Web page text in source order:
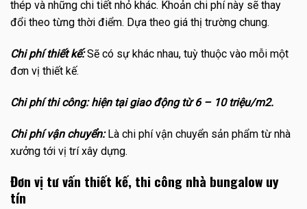
thép và những chi tiết nhỏ khác. Khoản chi phí này sẽ thay
đổi theo từng thời điểm. Dựa theo giá thị trường chung.
Chi phí thiết kế:Sẽ có sự khác nhau, tuỳ thuộc vào mỗi một
đơn vị thiết kế.
Chi phí thi công: hiện tại giao động từ 6 – 10 triệu/m2.
Chi phí vận chuyển:Là chi phí vận chuyển sản phẩm từ nhà
xưởng tới vị trí xây dựng.
Đơn vị tư vấn thiết kế, thi công nhà bungalow uy
tín